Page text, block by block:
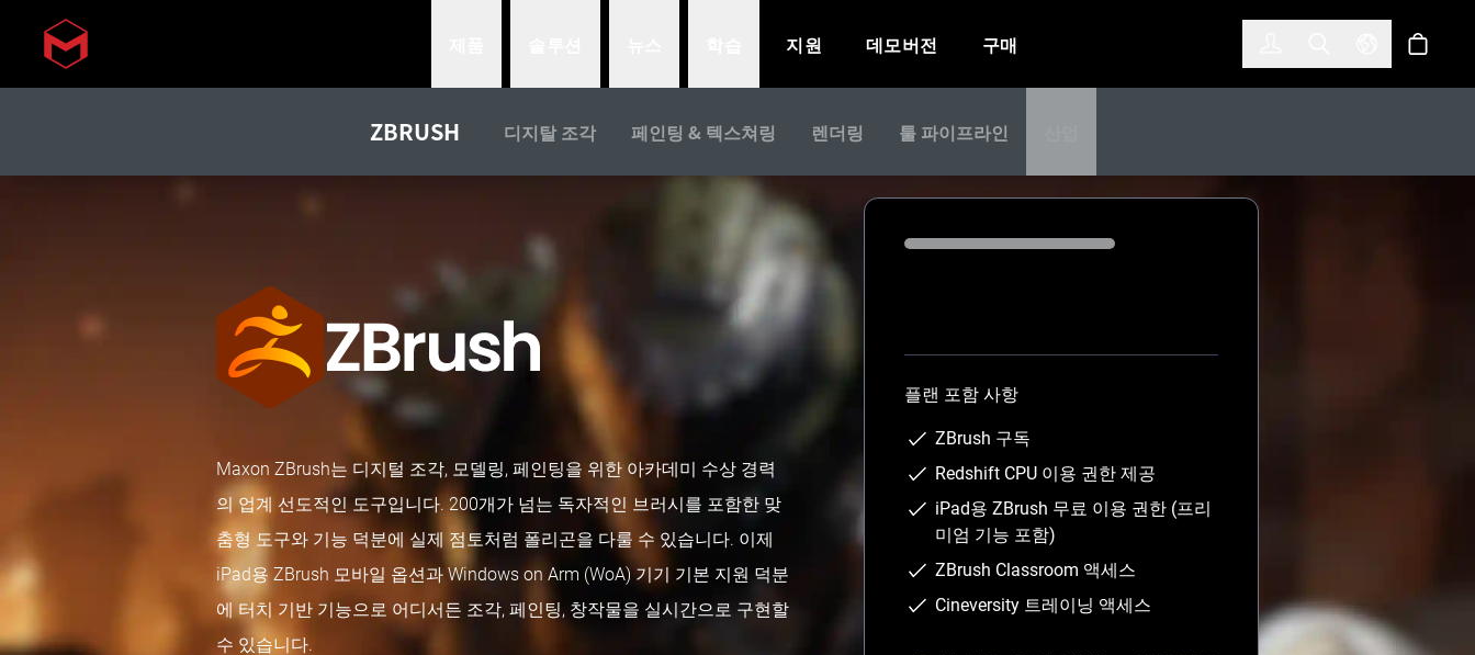
Skip to main content 지원 데모버전 구매 Toggle Search
Select스토어
ZBRUSH 디지탈 조각 페인팅 & 텍스쳐링 렌더링 툴 파이프라인
Maxon ZBrush는 디지털 조각, 모델링, 페인팅을 위한 아카데미 수상 경력
의 업계 선도적인 도구입니다. 200개가 넘는 독자적인 브러시를 포함한 맞
춤형 도구와 기능 덕분에 실제 점토처럼 폴리곤을 다룰 수 있습니다. 이제
iPad용 ZBrush 모바일 옵션과 Windows on Arm (WoA) 기기 기본 지원 덕분
에 터치 기반 기능으로 어디서든 조각, 페인팅, 창작물을 실시간으로 구현할
수 있습니다.
플랜 포함 사항
ZBrush 구독
Redshift CPU 이용 권한 제공
iPad용 ZBrush 무료 이용 권한 (프리
미엄 기능 포함)
ZBrush Classroom 액세스
Cineversity 트레이닝 액세스